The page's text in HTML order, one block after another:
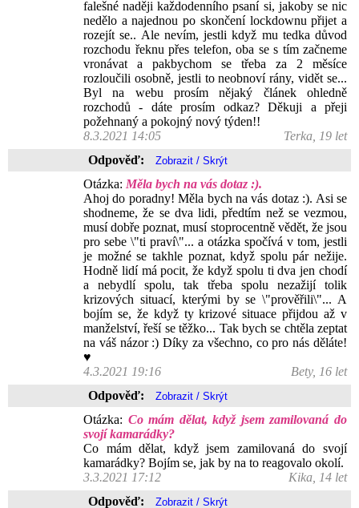
falešné naději každodenního psaní si, jakoby se nic
nedělo a najednou po skončení lockdownu přijet a
rozejít se.. Ale nevím, jestli když mu tedka důvod
rozchodu řeknu přes telefon, oba se s tím začneme
vronávat a pakbychom se třeba za 2 měsíce
rozloučili osobně, jestli to neobnoví rány, vidět se...
Byl na webu prosím nějaký článek ohledně
rozchodů - dáte prosím odkaz? Děkuji a přeji
požehnaný a pokojný nový týden!!
8.3.2021 14:05
Terka, 19 let
Odpověď:
Otázka: Měla bych na vás dotaz :).
Ahoj do poradny! Měla bych na vás dotaz :). Asi se
shodneme, že se dva lidi, předtím než se vezmou,
musí dobře poznat, musí stoprocentně vědět, že jsou
pro sebe \"ti praví\"... a otázka spočívá v tom, jestli
je možné se takhle poznat, když spolu pár nežije.
Hodně lidí má pocit, že když spolu ti dva jen chodí
a nebydlí spolu, tak třeba spolu nezažijí tolik
krizových situací, kterými by se \"prověřili\"... A
bojím se, že když ty krizové situace přijdou až v
manželství, řeší se těžko... Tak bych se chtěla zeptat
na váš názor :) Díky za všechno, co pro nás děláte!
♥
4.3.2021 19:16
Bety, 16 let
Odpověď:
Otázka: Co mám dělat, když jsem zamilovaná do
svojí kamarádky?
Co mám dělat, když jsem zamilovaná do svojí
kamarádky? Bojím se, jak by na to reagovalo okolí.
3.3.2021 17:12
Kika, 14 let
Odpověď: